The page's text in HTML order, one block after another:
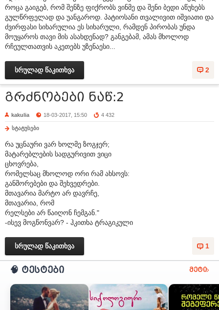
როცა გაიგებ, რომ შენზე ფიქრობს ვინმე და შენი ბედი აწუხებს
გულწრფელად და უანგაროდ. პატიოსანი თვალივით იშვიათი და
ძვირფასი სიხარულია ეს სიხარული, რამდენ პირობას უნდა
მოუყაროს თავი მის ასახდენად? განგებამ, ამას მხოლოდ
რჩეულთათვის აკეთებს უზენაესი...
2
სრულად წაკითხვა
გრძნობები ნაწ:2
kakulia 18-03-2017, 15:50 4 432
სტატუსები
რა უცნაური ვარ ხოლმე ზოგჯერ;
მატარებლების სადგურივით ვიცი
ცხოვრება,
რომელსაც მხოლოდ ორი რამ ახსოვს:
განშორებები და შეხვედრები.
მთავარია მარტო არ დავრჩე,
მთავარია, რომ
რელსები არ წაიღონ ჩემგან."
-ისევ მოგწონვარ? - ჰკითხა ტრაგიკული
1
სრულად წაკითხვა
🧠 ტესტები მეტი